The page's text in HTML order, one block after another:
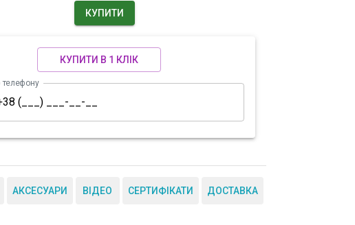
КУПИТИ
КУПИТИ В 1 КЛІК
АКСЕСУАРИ ВІДЕО СЕРТИФІКАТИ ДОСТАВКА